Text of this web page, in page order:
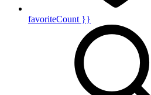
favoriteCount }}